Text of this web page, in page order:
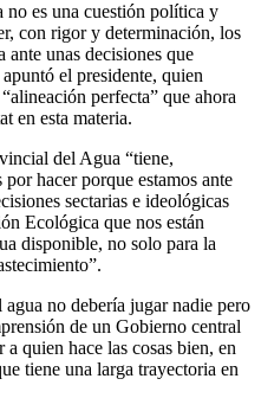
es una cuestión política y
con rigor y determinación, los
ante unas decisiones que
el presidente, quien
perfecta” que ahora
en esta materia.
del Agua “tiene,
hacer porque estamos ante
sectarias e ideológicas
Ecológica que nos están
disponible, no solo para la
no debería jugar nadie pero
de un Gobierno central
quien hace las cosas bien, en
tiene una larga trayectoria en